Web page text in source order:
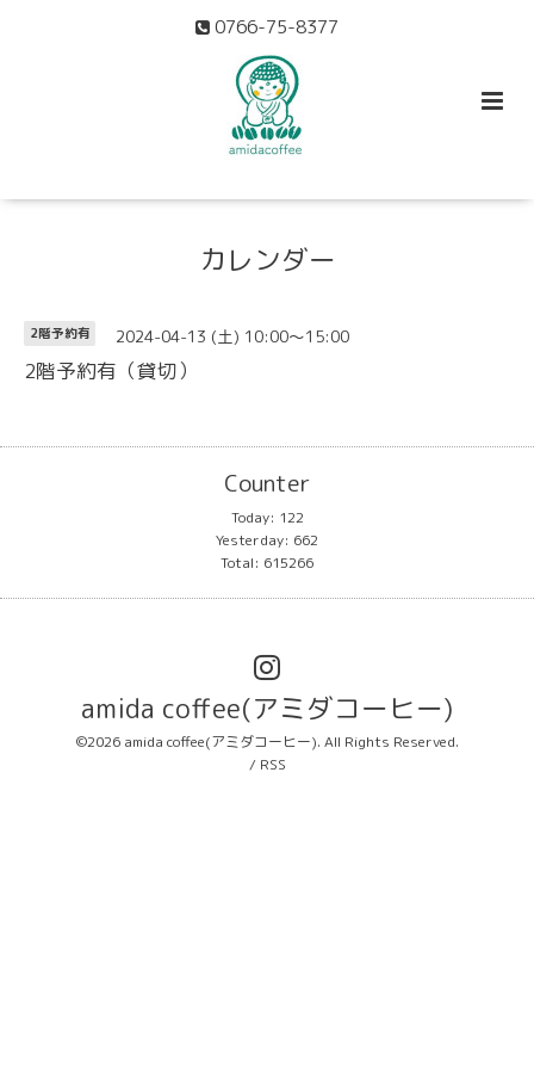
0766-75-8377
カレンダー
2階予約有 2024-04-13 (土) 10:00～15:00
2階予約有（貸切）
Counter
Today: 122
Yesterday: 662
Total: 615266
amida coffee(アミダコーヒー)
©2026 amida coffee(アミダコーヒー). All Rights Reserved.
/ RSS